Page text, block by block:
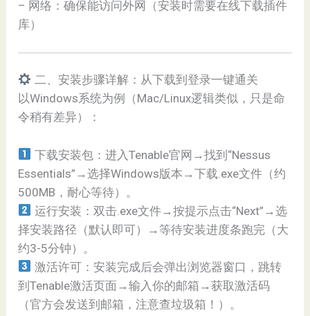
– 网络：确保能访问外网（安装时需要在线下载插件
库）
二、安装步骤详解：从下载到登录一键通关
以Windows系统为例（Mac/Linux逻辑类似，只是命
令稍有差异）：
下载安装包：进入Tenable官网→找到“Nessus
Essentials”→选择Windows版本→下载.exe文件（约
500MB，耐心等待）。
运行安装：双击.exe文件→按提示点击“Next”→选
择安装路径（默认即可）→等待安装进度条跑完（大
约3-5分钟）。
激活许可：安装完成后会弹出浏览器窗口，跳转
到Tenable激活页面→输入你的邮箱→获取激活码
（官方会发送到邮箱，注意查垃圾箱！）。